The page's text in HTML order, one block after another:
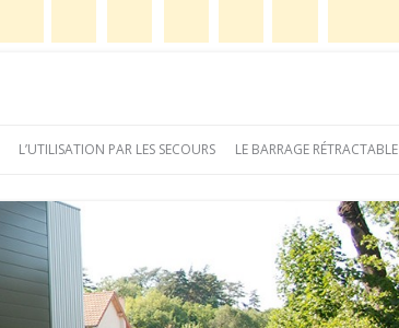
L’UTILISATION PAR LES SECOURS LE BARRAGE RÉTRACTABLE